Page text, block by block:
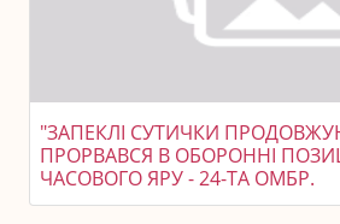
"ЗАПЕКЛІ СУТИЧКИ
ПРОРВАВСЯ В ОБОРОННІ
ЧАСОВОГО ЯРУ - 24-ТА ОМБР.